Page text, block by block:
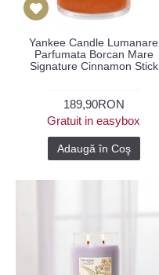
Yankee Candle Lumanare
Parfumata Borcan Mare
Signature Cinnamon Stick
189,90RON
Gratuit in easybox
Adaugă în Coş